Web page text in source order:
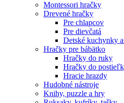
Montessori hračky
Drevené hračky
Pre chlapcov
Pre dievčatá
Detské kuchynky
Hračky pre bábätko
Hračky do ruky
Hračky do
Hracie hrazdy
Hudobné nástroje
Knihy, puzzle a hry